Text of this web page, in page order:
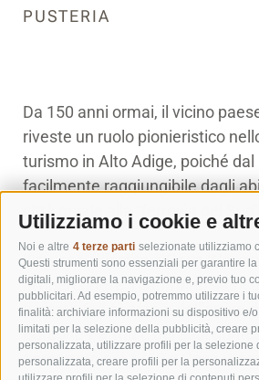
Utilizziamo i cookie e
Noi e altre 4 terze parti selezionate utilizziamo
Questi strumenti sono essenziali per garantire
digitali, migliorare la navigazione e, previo tuo
pubblicitari. Ad esempio, potremmo utilizzare i
finalità: archiviare informazioni su dispositivo e/
limitati per la selezione della pubblicità, creare
personalizzata, utilizzare profili per la selezione
personalizzata, creare profili per la
PUSTERIA
Da 150 anni ormai, il vicino
riveste un ruolo pionieristico
turismo in Alto Adige, poiché dal
facilmente raggiungibile dagli
città grazie alla “ferrovia del Sud”.
Il museo, allestito a Casa
di ripercorrere il cammino storico
turismo (ad esempio dall'arrivo
Borbone-Parma e dei suoi
pernottato nel 1760 a Casa